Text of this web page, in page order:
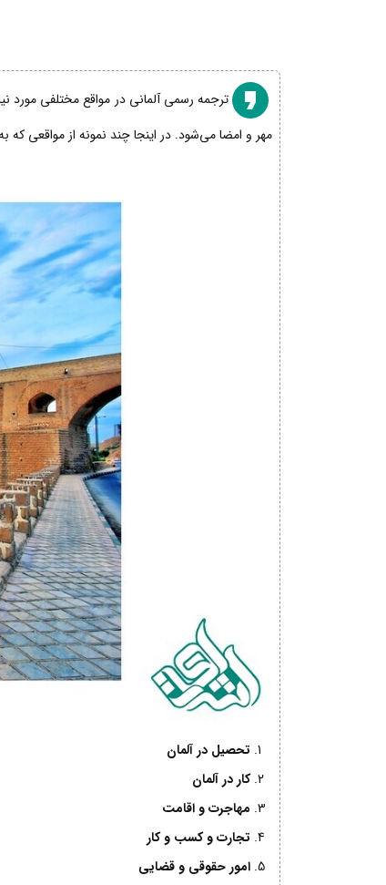
ترجمه رسمی آلمانی در مواقع مختلفی مورد
مهر و امضا می‌شود. در اینجا چند نمونه از مواقعی که
تحصیل در آلمان
کار در آلمان
مهاجرت و اقامت
تجارت و کسب و کار
امور حقوقی و قضایی